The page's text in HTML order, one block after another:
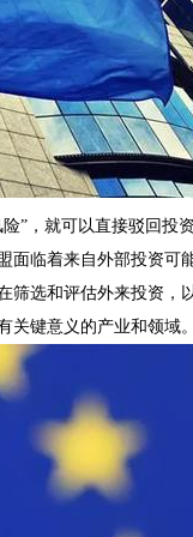
”，就可以直接驳回投
临着来自外部投资可
选和评估外来投资，
键意义的产业和领域。